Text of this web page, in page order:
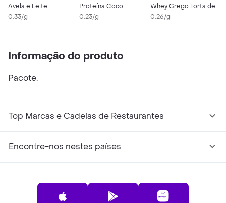
Avelã e Leite
0.33/g
Proteína Coco
0.23/g
Whey Grego Torta de
Limão Nutrata 40g
0.26/g
Informação do produto
Pacote.
Top Marcas e Cadeias de Restaurantes
Encontre-nos nestes países